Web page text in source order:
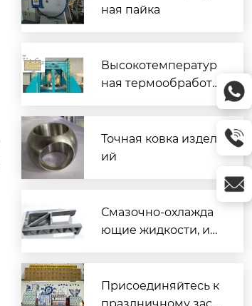
ная пайка
Высокотемператур
ная термообработк
Точная ковка издел
ий
Смазочно-охлажда
ющие жидкости, ис
материалов
Присоединяйтесь к